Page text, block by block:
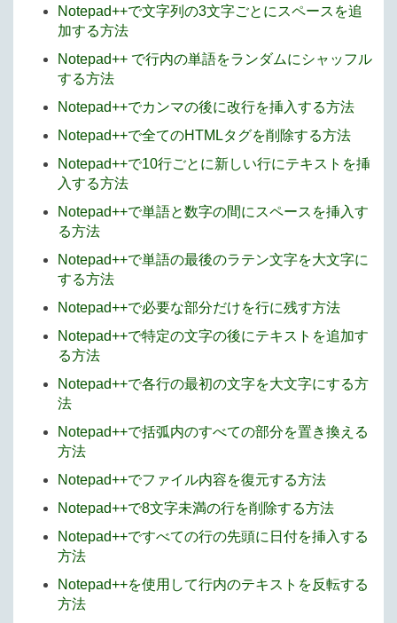
Notepad++で文字列の3文字ごとにスペースを追
加する方法
Notepad++ で行内の単語をランダムにシャッフル
する方法
Notepad++でカンマの後に改行を挿入する方法
Notepad++で全てのHTMLタグを削除する方法
Notepad++で10行ごとに新しい行にテキストを挿
入する方法
Notepad++で単語と数字の間にスペースを挿入す
る方法
Notepad++で単語の最後のラテン文字を大文字に
する方法
Notepad++で必要な部分だけを行に残す方法
Notepad++で特定の文字の後にテキストを追加す
る方法
Notepad++で各行の最初の文字を大文字にする方
法
Notepad++で括弧内のすべての部分を置き換える
方法
Notepad++でファイル内容を復元する方法
Notepad++で8文字未満の行を削除する方法
Notepad++ですべての行の先頭に日付を挿入する
方法
Notepad++を使用して行内のテキストを反転する
方法